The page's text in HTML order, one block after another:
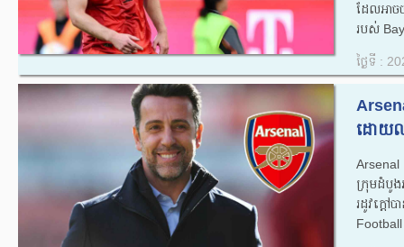
ដែលអាច
របស់
ថ្ងៃទី :
ដោយ​ល
Arsenal
ក្រុមដំបូ
រដូវក្ត